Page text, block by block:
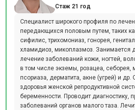
Стаж 21 год
Специалист широкого профиля по
передающихся половым путем, таких
сифилис, трихомониаз, гонорея,
хламидиоз, микоплазмоз. Занимается
лечение заболеваний кожи, ногтей,
в том числе экземы, розацеа, себорея,
псориаза, дерматита, акне (угрей) и др.
здоровья женской репродуктивной
беременности. Проводит диагностику,
заболеваний органов малого таза.